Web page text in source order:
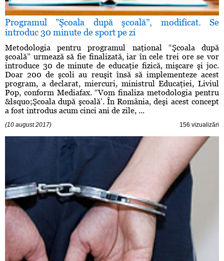
Programul ”Şcoala după şcoală”, modificat. Se
introduc 30 minute de sport pe zi
Metodologia pentru programul naţional “Şcoala după
şcoală” urmează să fie finalizată, iar în cele trei ore se vor
introduce 30 de minute de educaţie fizică, mişcare şi joc.
Doar 200 de şcoli au reuşit însă să implementeze acest
program, a declarat, miercuri, ministrul Educaţiei, Liviul
Pop, conform Mediafax. “Vom finaliza metodologia pentru
&lsquo;Şcoala după şcoală’. În România, deşi acest concept
a fost introdus acum cinci ani de zile, ...
(10 august 2017) 156 vizualizări